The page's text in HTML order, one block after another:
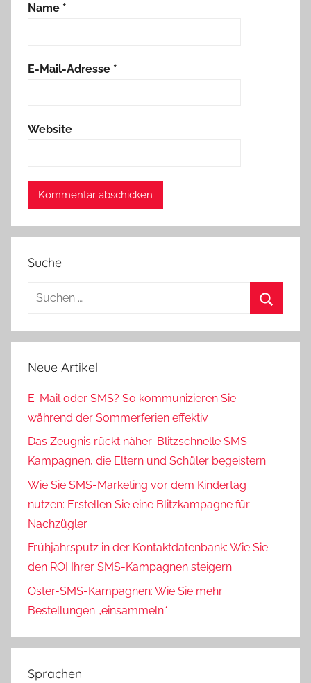
Name *
E-Mail-Adresse *
Website
Suche
Neue Artikel
E-Mail oder SMS? So kommunizieren Sie
während der Sommerferien effektiv
Das Zeugnis rückt näher: Blitzschnelle SMS-
Kampagnen, die Eltern und Schüler begeistern
Wie Sie SMS-Marketing vor dem Kindertag
nutzen: Erstellen Sie eine Blitzkampagne für
Nachzügler
Frühjahrsputz in der Kontaktdatenbank: Wie Sie
den ROI Ihrer SMS-Kampagnen steigern
Oster-SMS-Kampagnen: Wie Sie mehr
Bestellungen „einsammeln“
Sprachen